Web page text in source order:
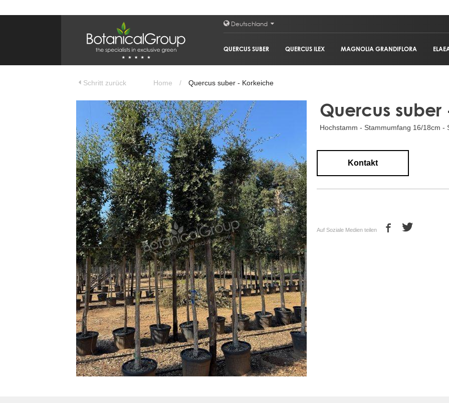
BOTANICALGROUP
EINSATZGEBIET & WEBSITES
OLIJFBOOMSPECIALIST.NL
OLIJFBOOMSPECIALIST.BE
DRZEWAOLIWNE.PL
OLIVETREESPECIALIST.COM
Bomen
BOMEN.NL
GROENBLIJVENDEBOMEN.NL
GROENBLIJVENDEBOMEN.BE
PALMBOMENSPECIALIST.NL
IMMERGRUENEBAEUME.DE
Botanicalgroup
BOTANICALGROUP.EU
BOTANICALGROUP.DE
BOTANICALGROUP.BE
Treesafe
VORSTBESCHERMINGVOORBOMEN.NL
WINTERSCHUTZFUERBAEUME.DE
FROSTPROTECTIONFORTREES.CO.UK
Terracotta
TERRACOTTA.NL
TERRACOTTA.BE
TERRAKOTTA.DE
Deutschland
QUERCUS SUBER QUERCUS ILEX MAGNOLIA GRANDIFLORA
Schritt zurück Home / Quercus suber - Korkeiche
Quercus
Hochstamm - Stammumfang 16/18cm
Kontakt
Auf Soziale Medien teilen